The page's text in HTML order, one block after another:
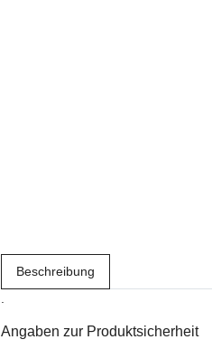
Beschreibung
Angaben zur Produktsicherheit